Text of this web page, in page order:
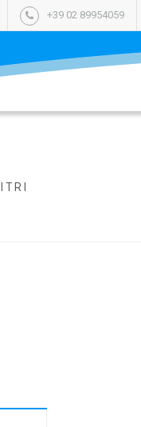
+39 02 89954059